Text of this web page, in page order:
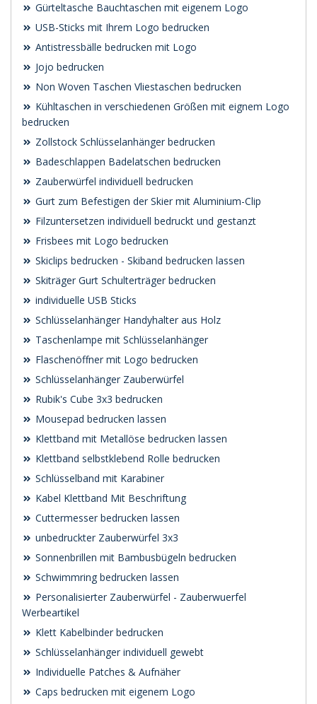
Gürteltasche Bauchtaschen mit eigenem Logo
USB-Sticks mit Ihrem Logo bedrucken
Antistressbälle bedrucken mit Logo
Jojo bedrucken
Non Woven Taschen Vliestaschen bedrucken
Kühltaschen in verschiedenen Größen mit eignem Logo
bedrucken
Zollstock Schlüsselanhänger bedrucken
Badeschlappen Badelatschen bedrucken
Zauberwürfel individuell bedrucken
Gurt zum Befestigen der Skier mit Aluminium-Clip
Filzuntersetzen individuell bedruckt und gestanzt
Frisbees mit Logo bedrucken
Skiclips bedrucken - Skiband bedrucken lassen
Skiträger Gurt Schulterträger bedrucken
individuelle USB Sticks
Schlüsselanhänger Handyhalter aus Holz
Taschenlampe mit Schlüsselanhänger
Flaschenöffner mit Logo bedrucken
Schlüsselanhänger Zauberwürfel
Rubik's Cube 3x3 bedrucken
Mousepad bedrucken lassen
Klettband mit Metallöse bedrucken lassen
Klettband selbstklebend Rolle bedrucken
Schlüsselband mit Karabiner
Kabel Klettband Mit Beschriftung
Cuttermesser bedrucken lassen
unbedruckter Zauberwürfel 3x3
Sonnenbrillen mit Bambusbügeln bedrucken
Schwimmring bedrucken lassen
Personalisierter Zauberwürfel - Zauberwuerfel
Werbeartikel
Klett Kabelbinder bedrucken
Schlüsselanhänger individuell gewebt
Individuelle Patches & Aufnäher
Caps bedrucken mit eigenem Logo